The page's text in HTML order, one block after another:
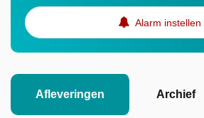
Alarm instellen
Afleveringen Archief